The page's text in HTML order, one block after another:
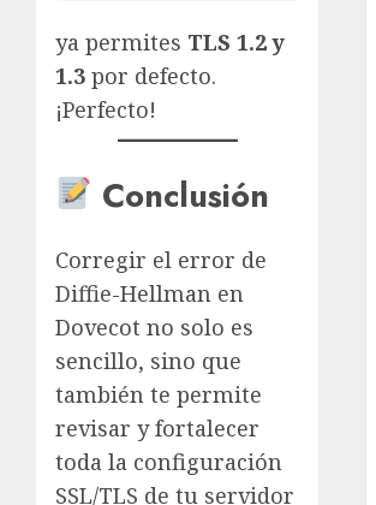
ya permites TLS 1.2 y
1.3 por defecto.
¡Perfecto!
Conclusión
Corregir el error de
Diffie-Hellman en
Dovecot no solo es
sencillo, sino que
también te permite
revisar y fortalecer
toda la configuración
SSL/TLS de tu servidor